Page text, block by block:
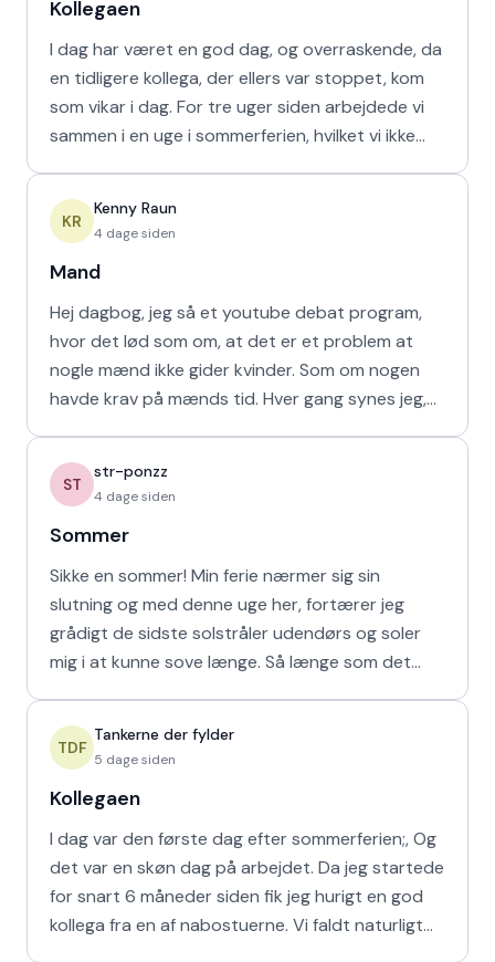
Kollegaen
I dag har været en god dag, og overraskende, da
en tidligere kollega, der ellers var stoppet, kom
som vikar i dag. For tre uger siden arbejdede vi
sammen i en uge i sommerferien, hvilket vi ikke
KR
Kenny Raun
4 dage siden
Mand
Hej dagbog, jeg så et youtube debat program,
hvor det lød som om, at det er et problem at
nogle mænd ikke gider kvinder. Som om nogen
havde krav på mænds tid. Hver gang synes jeg,
ST
str-ponzz
4 dage siden
Sommer
Sikke en sommer! Min ferie nærmer sig sin
slutning og med denne uge her, fortærer jeg
grådigt de sidste solstråler udendørs og soler
mig i at kunne sove længe. Så længe som det
TDF
Tankerne der fylder
5 dage siden
Kollegaen
I dag var den første dag efter sommerferien;, Og
det var en skøn dag på arbejdet. Da jeg startede
for snart 6 måneder siden fik jeg hurigt en god
kollega fra en af nabostuerne. Vi faldt naturligt